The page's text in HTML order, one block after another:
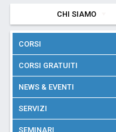
CHI SIAMO
CORSI
CORSI GRATUITI
NEWS & EVENTI
SERVIZI
SEMINARI